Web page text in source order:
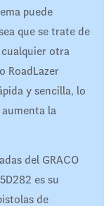
puede
que se trate de
otra
RoadLazer
y sencilla, lo
la
del GRACO
es su
de